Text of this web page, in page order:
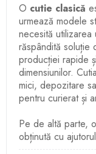
O cutie clasică
urmează modele
necesită utilizarea
răspândită soluție
producției rapide
dimensiunilor.
mici, depozitare
pentru curierat și
Pe de altă parte, o
obținută cu